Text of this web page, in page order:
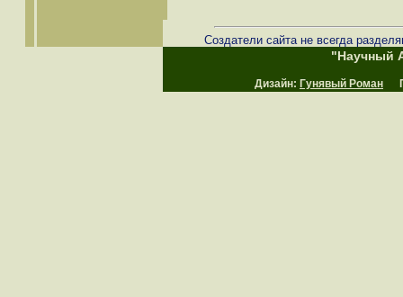
Создатели сайта не всегда
"Научный
Дизайн: Гунявый Роман